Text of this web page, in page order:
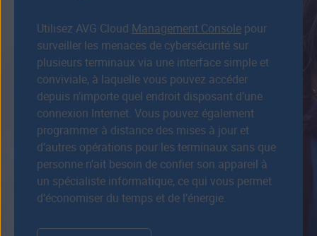
Utilisez AVG Cloud Management Console pour
surveiller les menaces de cybersécurité sur
plusieurs terminaux via une interface simple et
conviviale, à laquelle vous pouvez accéder
depuis n’importe quel endroit disposant d’une
connexion Internet. Vous pouvez également
programmer à distance des mises à jour et
d’autres opérations pour les terminaux sans que
personne n’ait besoin de confier son appareil à
un spécialiste informatique, ce qui vous permet
d’économiser du temps et de l’énergie.